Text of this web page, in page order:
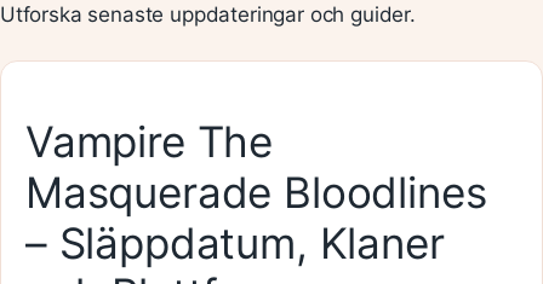
Utforska senaste uppdateringar och guider.
Vampire The
Masquerade Bloodlines
– Släppdatum, Klaner